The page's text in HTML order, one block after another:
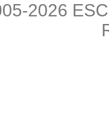
2026